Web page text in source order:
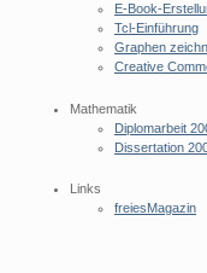
E-Book-
Tcl-Einführung
Graphen
Creative
Mathematik
Diplomarbeit
Dissertation
Links
freiesMagazin